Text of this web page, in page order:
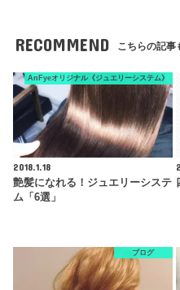
RECOMMEND こちらの記事
AnFyeオリジナル《ジュエリーシステム》
2018.1.18
艶髪になれる！ジュエリーシステ
ム「6選」
ブログ